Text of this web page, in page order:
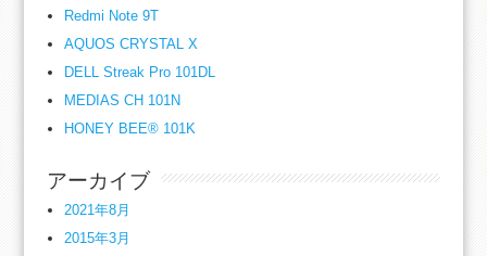
Redmi Note 9T
AQUOS CRYSTAL X
DELL Streak Pro 101DL
MEDIAS CH 101N
HONEY BEE® 101K
アーカイブ
2021年8月
2015年3月